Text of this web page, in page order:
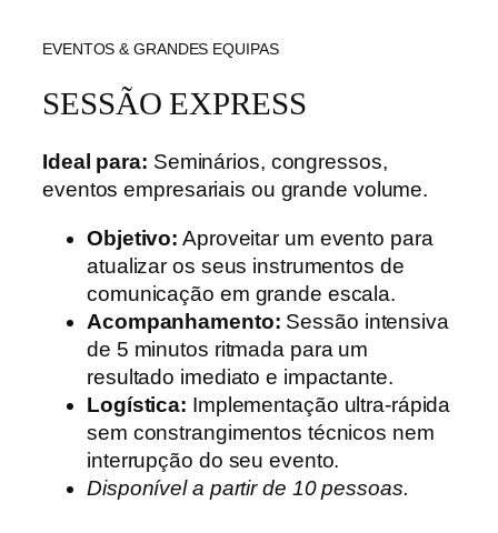
EVENTOS & GRANDES EQUIPAS
SESSÃO EXPRESS
Ideal para: Seminários, congressos,
eventos empresariais ou grande volume.
Objetivo: Aproveitar um evento para
atualizar os seus instrumentos de
comunicação em grande escala.
Acompanhamento: Sessão intensiva
de 5 minutos ritmada para um
resultado imediato e impactante.
Logística: Implementação ultra-rápida
sem constrangimentos técnicos nem
interrupção do seu evento.
Disponível a partir de 10 pessoas.